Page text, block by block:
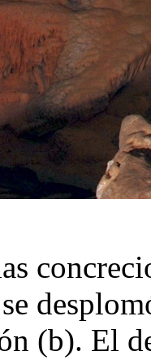
(b). El